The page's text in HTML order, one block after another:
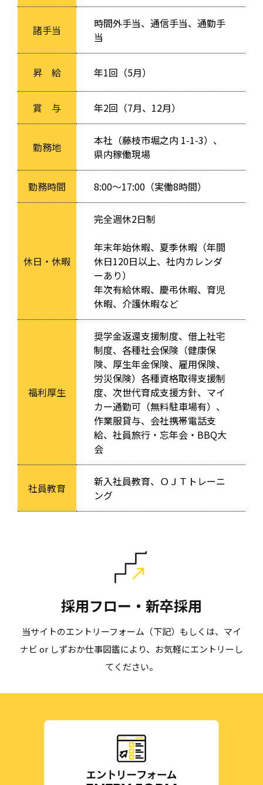
諸手当
時間外手当、通信手当、通勤手
当
昇 給 年1回（5月）
賞 与 年2回（7月、12月）
勤務地
本社（藤枝市堀之内 1-1-3）、
県内稼働現場
勤務時間 8:00～17:00（実働8時間）
休日・休暇
完全週休2日制
年末年始休暇、夏季休暇（年間
休日120日以上、社内カレンダ
ーあり）
年次有給休暇、慶弔休暇、育児
休暇、介護休暇など
福利厚生
奨学金返還支援制度、借上社宅
制度、各種社会保険（健康保
険、厚生年金保険、雇用保険、
労災保険）各種資格取得支援制
度、次世代育成支援方針、マイ
カー通勤可（無料駐車場有）、
作業服貸与、会社携帯電話支
給、社員旅行・忘年会・BBQ大
会
社員教育
新入社員教育、ＯＪＴトレーニ
ング
採用フロー・新卒採用
当サイトのエントリーフォーム（下記）もしくは、マイ
ナビ or しずおか仕事図鑑により、お気軽にエントリーし
てください。